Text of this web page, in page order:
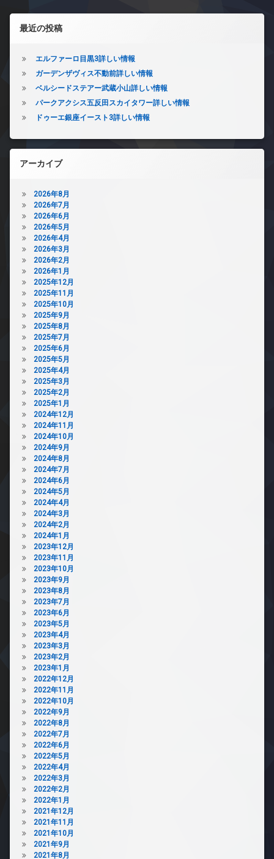
左サイドバー
最近の投稿
エルファーロ目黒3詳しい情報
ガーデンザヴィス不動前詳しい情報
ベルシードステアー武蔵小山詳しい情報
パークアクシス五反田スカイタワー詳しい情報
ドゥーエ銀座イースト3詳しい情報
アーカイブ
2026年8月
2026年7月
2026年6月
2026年5月
2026年4月
2026年3月
2026年2月
2026年1月
2025年12月
2025年11月
2025年10月
2025年9月
2025年8月
2025年7月
2025年6月
2025年5月
2025年4月
2025年3月
2025年2月
2025年1月
2024年12月
2024年11月
2024年10月
2024年9月
2024年8月
2024年7月
2024年6月
2024年5月
2024年4月
2024年3月
2024年2月
2024年1月
2023年12月
2023年11月
2023年10月
2023年9月
2023年8月
2023年7月
2023年6月
2023年5月
2023年4月
2023年3月
2023年2月
2023年1月
2022年12月
2022年11月
2022年10月
2022年9月
2022年8月
2022年7月
2022年6月
2022年5月
2022年4月
2022年3月
2022年2月
2022年1月
2021年12月
2021年11月
2021年10月
2021年9月
2021年8月